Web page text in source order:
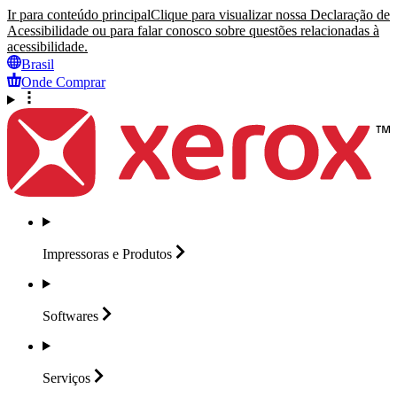
Ir para conteúdo principalClique para visualizar nossa Declaração de
Acessibilidade ou para falar conosco sobre questões relacionadas à
acessibilidade.
Brasil
Onde Comprar
Impressoras e Produtos
Softwares
Serviços